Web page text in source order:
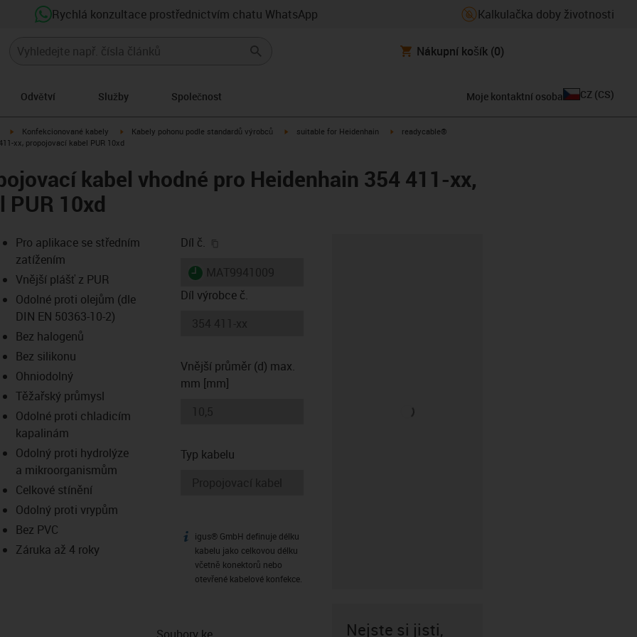
Rychlá konzultace prostřednictvím chatu WhatsApp Kalkulačka doby životnosti
Nákupní košík (0)
Odvětví Služby Společnost Moje kontaktní osoba CZ (CS)
igus-icon-arrow-right
Konfekcionované kabely igus-icon-arrow-right
Kabely pohonu podle standardů výrobců igus-icon-arrow-right
suitable for Heidenhain igus-icon-arrow-right
readycable®
xx, propojovací kabel PUR 10xd
kabel vhodné pro Heidenhain 354 411-xx,
PUR 10xd
icon-lupe
icon-lupe
Pro aplikace se středním
zatížením
Vnější plášť z PUR
Odolné proti olejům (dle
DIN EN 50363-10-2)
Bez halogenů
Bez silikonu
Ohniodolný
Těžařský průmysl
Odolné proti chladicím
kapalinám
Odolný proti hydrolýze
a mikroorganismům
Celkové stínění
Odolný proti vrypům
Bez PVC
Záruka až 4 roky
Díl č.
igus-icon-lieferzeit
Díl výrobce č.
Vnější průměr (d) max.
mm [mm]
Typ kabelu
igus-icon-info
igus® GmbH definuje délku
kabelu jako celkovou délku
včetně konektorů nebo
otevřené kabelové konfekce.
Soubory ke
Nejste si jisti,